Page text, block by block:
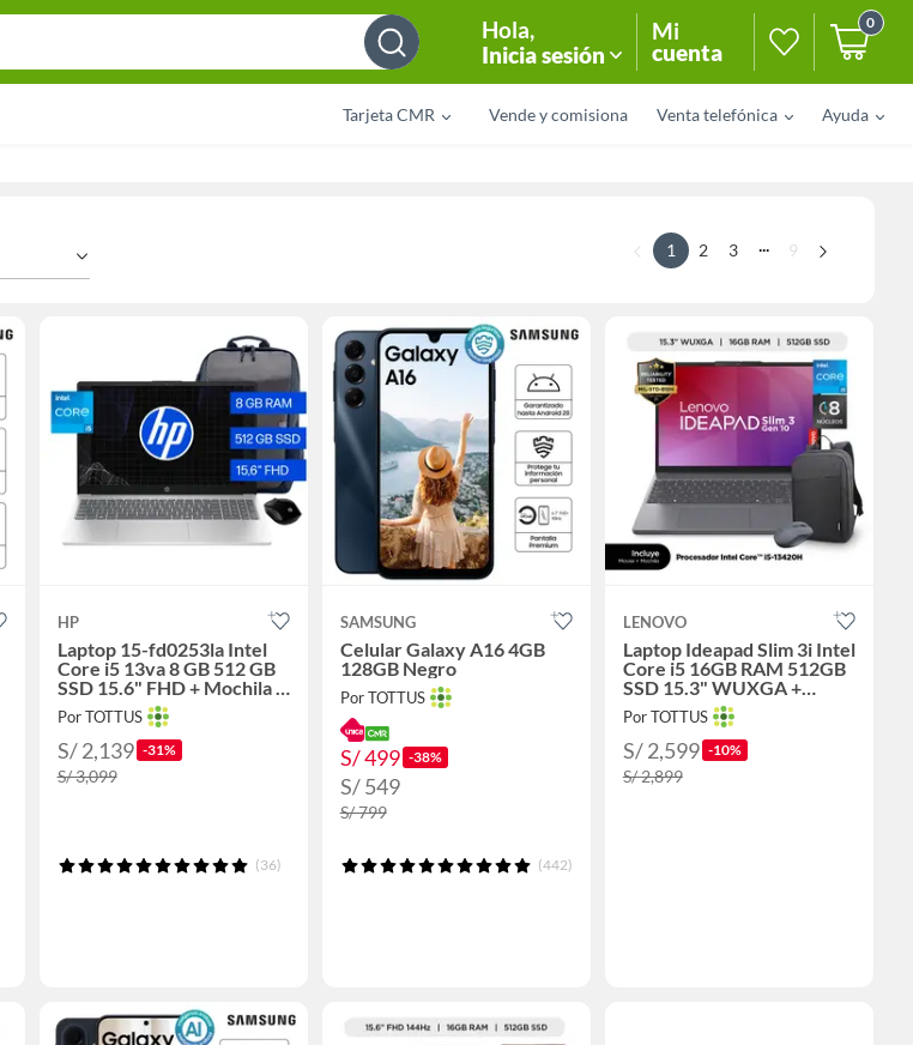
Bar
Hola,
Inicia sesión
Mi
cuenta
0
Tarjeta CMR Vende y comisiona Venta telefónica Ayuda
1 2 3 ... 9
HP
Laptop 15-fd0253la Intel
Core i5 13va 8 GB 512 GB
SSD 15.6" FHD + Mochila +
Mouse
Por TOTTUS
S/ 2,139 -31%
S/ 3,099
(36)
SAMSUNG
Celular Galaxy A16 4GB
128GB Negro
Por TOTTUS
S/ 499 -38%
S/ 549
S/ 799
(442)
LENOVO
Laptop Ideapad Slim 3i Intel
Core i5 16GB RAM 512GB
SSD 15.3" WUXGA +
Mochila y Mouse
Por TOTTUS
S/ 2,599 -10%
S/ 2,899